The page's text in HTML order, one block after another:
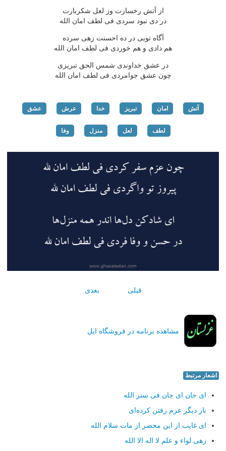
از آتش رخسارت وز لعل شكربارت
در دی نبود سردی فی لطف امان الله
آگاه تویی در ده احسنت زهی سرده
هم دادی و هم خوردی فی لطف امان الله
در عشق خداوندی شمس الحق تبریزی
چون عشق جوامردی فی لطف امان الله
آتش امان تبریز خدا عرش عشق
لطف لعل منزل وفا
قبلی بعدی
مشاهده برنامه در فروشگاه اپل
اشعار مرتبط
ای جان ای جان فی ستر الله
بار دیگر عزم رفتن كرده‌ای
ای غایب از این محضر از مات سلام الله
زهی لواء و علم لا اله الا الله